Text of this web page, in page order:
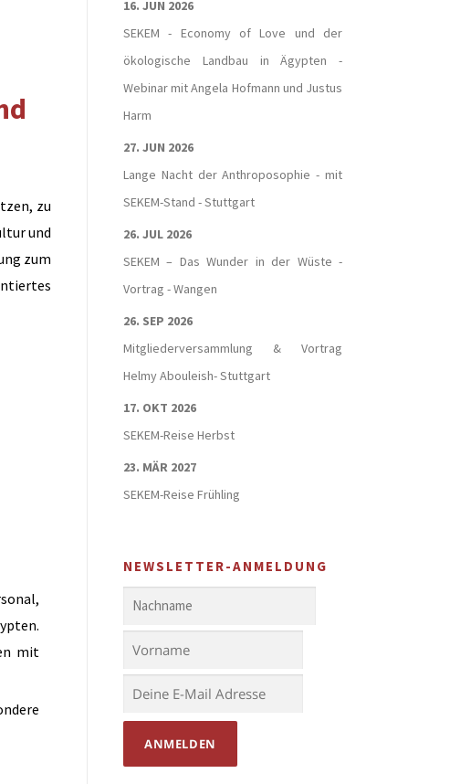
zu
und
zum
mit
16. JUN 2026
SEKEM - Economy of Love und der
ökologische Landbau in Ägypten -
Webinar mit Angela Hofmann und Justus
Harm
27. JUN 2026
Lange Nacht der Anthroposophie - mit
SEKEM-Stand - Stuttgart
26. JUL 2026
SEKEM – Das Wunder in der Wüste -
Vortrag - Wangen
26. SEP 2026
Mitgliederversammlung & Vortrag
Helmy Abouleish- Stuttgart
17. OKT 2026
SEKEM-Reise Herbst
23. MÄR 2027
SEKEM-Reise Frühling
NEWSLETTER-ANMELDUNG